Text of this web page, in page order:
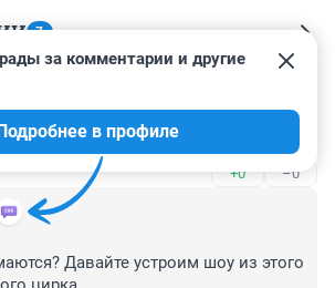
7
+0 –0
за комментарии и другие
Подробнее в профиле
Давайте устроим шоу из этого